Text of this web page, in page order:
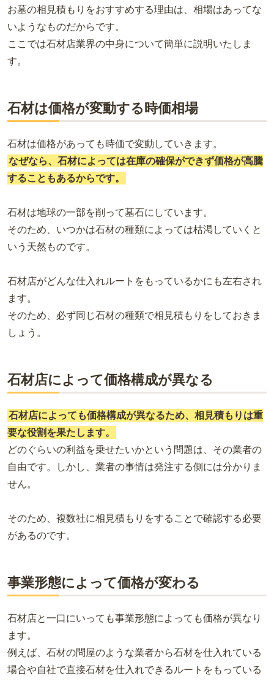
お墓の相見積もりをおすすめする理由は、相場はあってな
いようなものだからです。
ここでは石材店業界の中身について簡単に説明いたしま
す。
石材は価格が変動する時価相場
石材は価格があっても時価で変動していきます。
なぜなら、石材によっては在庫の確保ができず価格が高騰
することもあるからです。
石材は地球の一部を削って墓石にしています。
そのため、いつかは石材の種類によっては枯渇していくと
いう天然ものです。
石材店がどんな仕入れルートをもっているかにも左右され
ます。
そのため、必ず同じ石材の種類で相見積もりをしておきま
しょう。
石材店によって価格構成が異なる
石材店によっても価格構成が異なるため、相見積もりは重
要な役割を果たします。
どのぐらいの利益を乗せたいかという問題は、その業者の
自由です。しかし、業者の事情は発注する側には分かりま
せん。
そのため、複数社に相見積もりをすることで確認する必要
があるのです。
事業形態によって価格が変わる
石材店と一口にいっても事業形態によっても価格が異なり
ます。
例えば、石材の問屋のような業者から石材を仕入れている
場合や自社で直接石材を仕入れできるルートをもっている